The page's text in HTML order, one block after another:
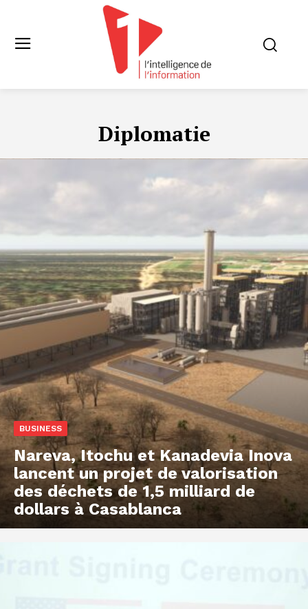
Diplomatie
BUSINESS
Nareva, Itochu et Kanadevia Inova
lancent un projet de valorisation
des déchets de 1,5 milliard de
dollars à Casablanca